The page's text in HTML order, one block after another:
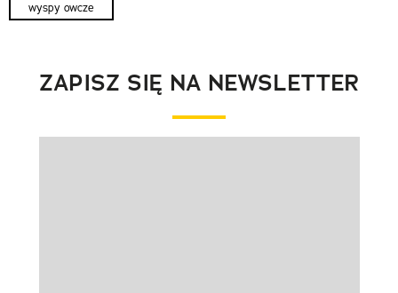
wyspy owcze
ZAPISZ SIĘ NA NEWSLETTER